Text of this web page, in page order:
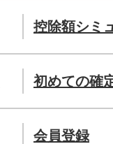
控除額シミ
初めての確
会員登録